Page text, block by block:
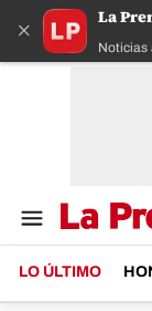
×
La
Noticias
LO ÚLTIMO